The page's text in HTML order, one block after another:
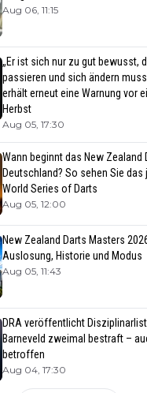
Aug 06, 11:15
„Er ist sich nur zu gut bewusst,
passieren und sich ändern
erhält erneut eine Warnung vor
Herbst
Aug 05, 17:30
Wann beginnt das New Zealand
Deutschland? So sehen Sie das
World Series of Darts
Aug 05, 12:00
New Zealand Darts Masters
Auslosung, Historie und Modus
Aug 05, 11:43
DRA veröffentlicht
Barneveld zweimal bestraft –
betroffen
Aug 04, 17:30